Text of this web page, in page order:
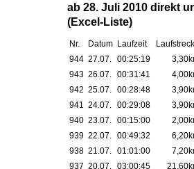
ab 28. Juli 2010 direkt
(Excel-Liste)
Nr. Datum Laufzeit
944 27.07. 00:25:19
943 26.07. 00:31:41
942 25.07. 00:28:48
941 24.07. 00:29:08
940 23.07. 00:15:00
939 22.07. 00:49:32
938 21.07. 01:01:00
937 20.07. 03:00:45